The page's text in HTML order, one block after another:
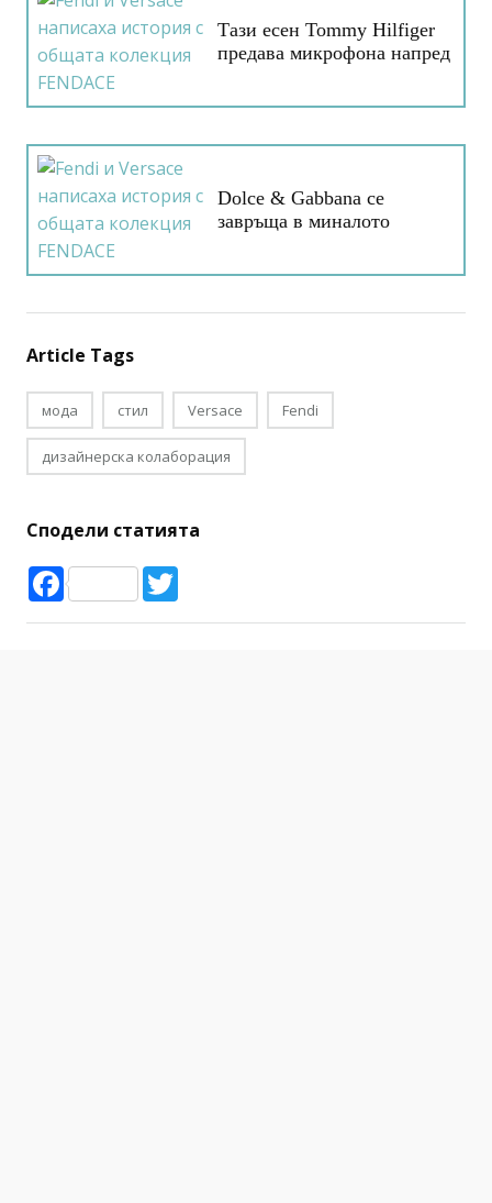
Тази есен Tommy Hilfiger
предава микрофона напред
Dolce & Gabbana се
завръща в миналото
Article Tags
мода стил Versace Fendi
дизайнерска колаборация
Сподели статията
Facebook